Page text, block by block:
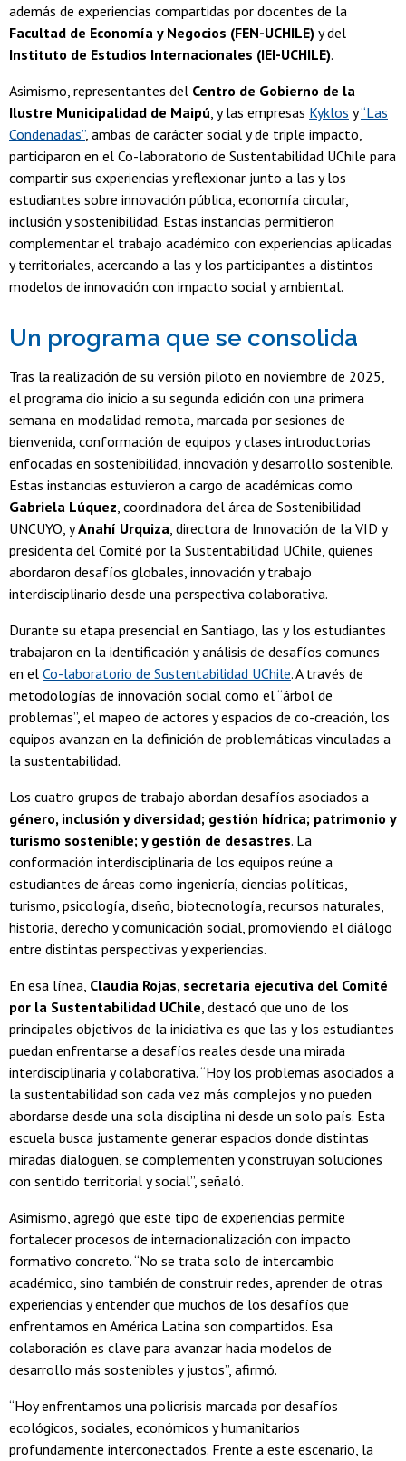
además de experiencias compartidas por docentes de la
Facultad de Economía y Negocios (FEN-UCHILE) y del
Instituto de Estudios Internacionales (IEI-UCHILE).
Asimismo, representantes del Centro de Gobierno de la
Ilustre Municipalidad de Maipú , y las empresas Kyklos y“Las
Condenadas”, ambas de carácter social y de triple impacto,
participaron en el Co-laboratorio de Sustentabilidad UChile para
compartir sus experiencias y reflexionar junto a las y los
estudiantes sobre innovación pública, economía circular,
inclusión y sostenibilidad. Estas instancias permitieron
complementar el trabajo académico con experiencias aplicadas
y territoriales, acercando a las y los participantes a distintos
modelos de innovación con impacto social y ambiental.
Un programa que se consolida
Tras la realización de su versión piloto en noviembre de 2025,
el programa dio inicio a su segunda edición con una primera
semana en modalidad remota, marcada por sesiones de
bienvenida, conformación de equipos y clases introductorias
enfocadas en sostenibilidad, innovación y desarrollo sostenible.
Estas instancias estuvieron a cargo de académicas como
Gabriela Lúquez , coordinadora del área de Sostenibilidad
UNCUYO, yAnahí Urquiza , directora de Innovación de la VID y
presidenta del Comité por la Sustentabilidad UChile, quienes
abordaron desafíos globales, innovación y trabajo
interdisciplinario desde una perspectiva colaborativa.
Durante su etapa presencial en Santiago, las y los estudiantes
trabajaron en la identificación y análisis de desafíos comunes
en el Co-laboratorio de Sustentabilidad UChile. A través de
metodologías de innovación social como el “árbol de
problemas”, el mapeo de actores y espacios de co-creación, los
equipos avanzan en la definición de problemáticas vinculadas a
la sustentabilidad.
Los cuatro grupos de trabajo abordan desafíos asociados a
género, inclusión y diversidad; gestión hídrica; patrimonio y
turismo sostenible; y gestión de desastres. La
conformación interdisciplinaria de los equipos reúne a
estudiantes de áreas como ingeniería, ciencias políticas,
turismo, psicología, diseño, biotecnología, recursos naturales,
historia, derecho y comunicación social, promoviendo el diálogo
entre distintas perspectivas y experiencias.
En esa línea, Claudia Rojas, secretaria ejecutiva del Comité
por la Sustentabilidad UChile , destacó que uno de los
principales objetivos de la iniciativa es que las y los estudiantes
puedan enfrentarse a desafíos reales desde una mirada
interdisciplinaria y colaborativa. “Hoy los problemas asociados a
la sustentabilidad son cada vez más complejos y no pueden
abordarse desde una sola disciplina ni desde un solo país. Esta
escuela busca justamente generar espacios donde distintas
miradas dialoguen, se complementen y construyan soluciones
con sentido territorial y social”, señaló.
Asimismo, agregó que este tipo de experiencias permite
fortalecer procesos de internacionalización con impacto
formativo concreto. “No se trata solo de intercambio
académico, sino también de construir redes, aprender de otras
experiencias y entender que muchos de los desafíos que
enfrentamos en América Latina son compartidos. Esa
colaboración es clave para avanzar hacia modelos de
desarrollo más sostenibles y justos”, afirmó.
“Hoy enfrentamos una policrisis marcada por desafíos
ecológicos, sociales, económicos y humanitarios
profundamente interconectados. Frente a este escenario, la